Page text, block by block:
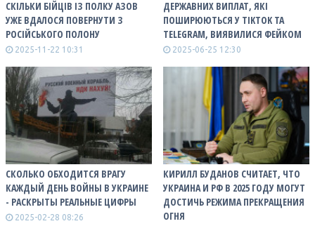
СКІЛЬКИ БІЙЦІВ ІЗ ПОЛКУ АЗОВ
УЖЕ ВДАЛОСЯ ПОВЕРНУТИ З
РОСІЙСЬКОГО ПОЛОНУ
2025-11-22 10:31
ДЕРЖАВНИХ ВИПЛАТ, ЯКІ
ПОШИРЮЮТЬСЯ У TIKTOK ТА
TELEGRAM, ВИЯВИЛИСЯ ФЕЙКОМ
2025-06-25 12:30
СКОЛЬКО ОБХОДИТСЯ ВРАГУ
КАЖДЫЙ ДЕНЬ ВОЙНЫ В УКРАИНЕ
- РАСКРЫТЫ РЕАЛЬНЫЕ ЦИФРЫ
2025-02-28 08:26
КИРИЛЛ БУДАНОВ СЧИТАЕТ, ЧТО
УКРАИНА И РФ В 2025 ГОДУ МОГУТ
ДОСТИЧЬ РЕЖИМА ПРЕКРАЩЕНИЯ
ОГНЯ